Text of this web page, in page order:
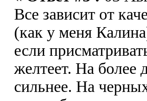
Все зависит от
(как у меня
если
желтеет. На более
сильнее. На